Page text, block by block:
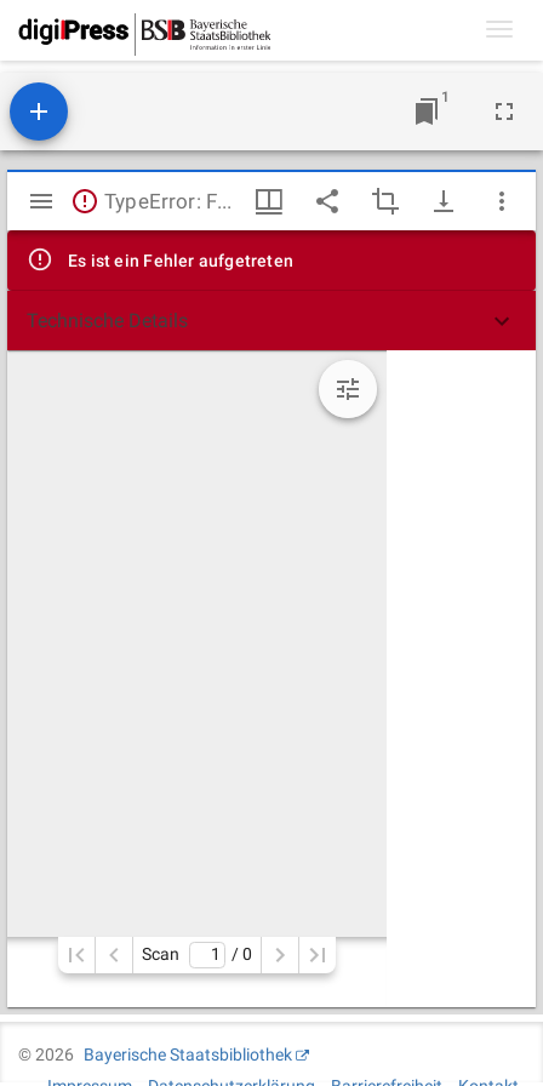
1
Mirador
Viewer
TypeError: Failed to fetch
Es ist ein Fehler aufgetreten
Technische Details
Scan / 0
©2026
Bayerische Staatsbibliothek